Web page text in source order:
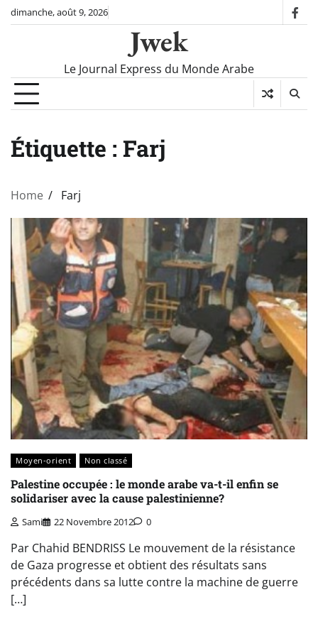
Skipdimanche, août 9, 2026
Jwek
Le Journal Express du Monde Arabe
Étiquette : Farj
Home Farj
Moyen-orient Non classé
Palestine occupée : le monde arabe va-t-il enfin se
solidariser avec la cause palestinienne?
Sami 22 Novembre 2012 0
Par Chahid BENDRISS Le mouvement de la résistance
de Gaza progresse et obtient des résultats sans
précédents dans sa lutte contre la machine de guerre
[…]